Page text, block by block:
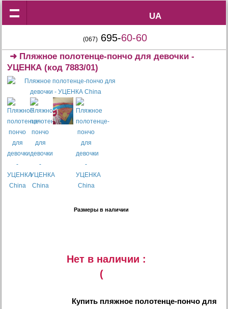
UA
UA
(067) 695-60-60
➜ Пляжное полотенце-пончо для девочки -
УЦЕНКА (код 7883/01)
Размеры в наличии
Нет в наличии :
(
Купить пляжное полотенце-пончо для